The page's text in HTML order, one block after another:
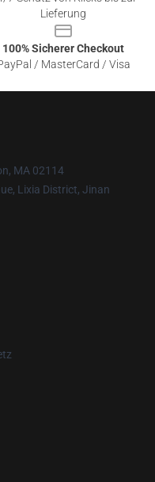
Lieferung
100% Sicherer Checkout
/ MasterCard / Visa
MA 02114
Lixia District, Jinan